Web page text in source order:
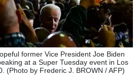
former Vice President Joe Biden
at a Super Tuesday event in Los
(Photo by Frederic J. BROWN / AFP)